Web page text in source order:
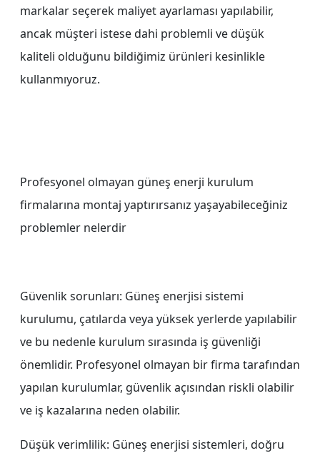
markalar seçerek maliyet ayarlaması yapılabilir,
ancak müşteri istese dahi problemli ve düşük
kaliteli olduğunu bildiğimiz ürünleri kesinlikle
kullanmıyoruz.
Profesyonel olmayan güneş enerji kurulum
firmalarına montaj yaptırırsanız yaşayabileceğiniz
problemler nelerdir
Güvenlik sorunları: Güneş enerjisi sistemi
kurulumu, çatılarda veya yüksek yerlerde yapılabilir
ve bu nedenle kurulum sırasında iş güvenliği
önemlidir. Profesyonel olmayan bir firma tarafından
yapılan kurulumlar, güvenlik açısından riskli olabilir
ve iş kazalarına neden olabilir.
Düşük verimlilik: Güneş enerjisi sistemleri, doğru